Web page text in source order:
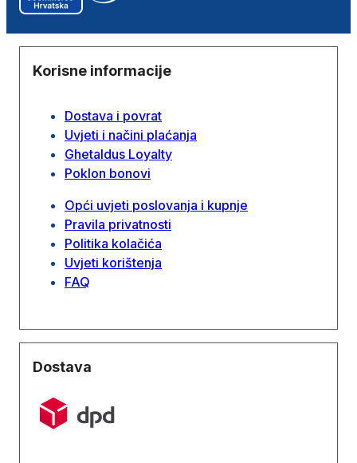
Korisne informacije
Dostava i povrat
Uvjeti i načini plaćanja
Ghetaldus Loyalty
Poklon bonovi
Opći uvjeti poslovanja i kupnje
Pravila privatnosti
Politika kolačića
Uvjeti korištenja
FAQ
Dostava